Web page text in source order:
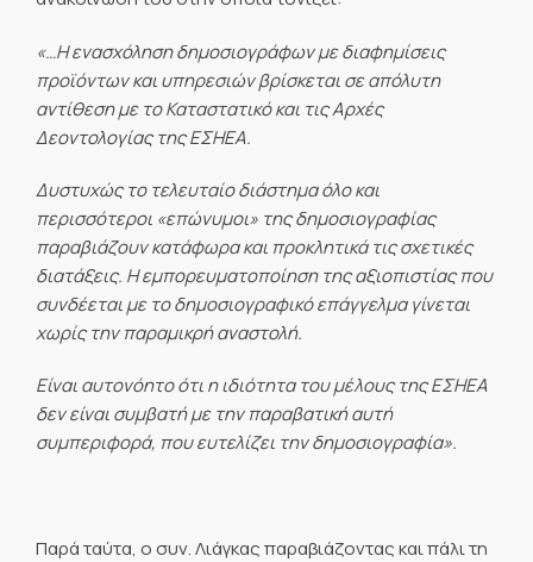
«…Η ενασχόληση δημοσιογράφων με διαφημίσεις
προϊόντων και υπηρεσιών βρίσκεται σε απόλυτη
αντίθεση με το Καταστατικό και τις Αρχές
Δεοντολογίας της ΕΣΗΕΑ.
Δυστυχώς το τελευταίο διάστημα όλο και
περισσότεροι «επώνυμοι» της δημοσιογραφίας
παραβιάζουν κατάφωρα και προκλητικά τις σχετικές
διατάξεις. Η εμπορευματοποίηση της αξιοπιστίας που
συνδέεται με το δημοσιογραφικό επάγγελμα γίνεται
χωρίς την παραμικρή αναστολή.
Είναι αυτονόητο ότι η ιδιότητα του μέλους της ΕΣΗΕΑ
δεν είναι συμβατή με την παραβατική αυτή
συμπεριφορά, που ευτελίζει την δημοσιογραφία».
Παρά ταύτα, ο συν. Λιάγκας παραβιάζοντας και πάλι τη